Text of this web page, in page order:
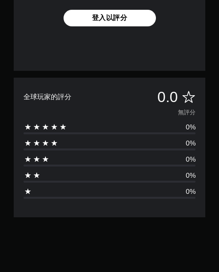
登入以評分
全球玩家的評分 0.0 無
評
分
無評分
0%
0%
0%
0%
0%